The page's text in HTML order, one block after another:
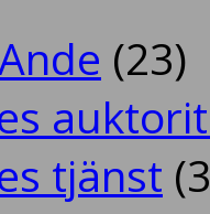
(23)
tjänst